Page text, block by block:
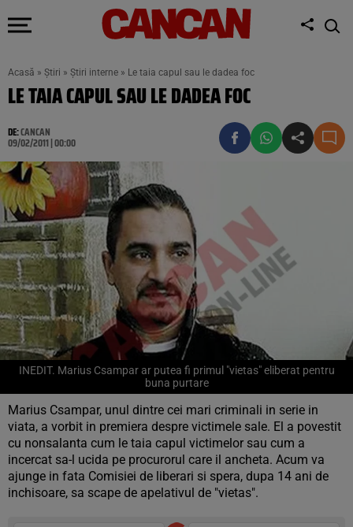
Acasă » Știri » Știri interne » Le taia capul sau le dadea foc
LE TAIA CAPUL SAU LE DADEA FOC
DE:CANCAN
09/02/2011 | 00:00
INEDIT. Marius Csampar ar putea fi primul "vietas" eliberat pentru
buna purtare
Marius Csampar, unul dintre cei mari criminali in serie in
viata, a vorbit in premiera despre victimele sale. El a povestit
cu nonsalanta cum le taia capul victimelor sau cum a
incercat sa-l ucida pe procurorul care il ancheta. Acum va
ajunge in fata Comisiei de liberari si spera, dupa 14 ani de
inchisoare, sa scape de apelativul de "vietas".